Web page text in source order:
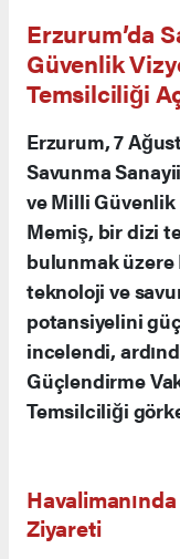
Erzurum’da
Güvenlik
Temsilciliği
Erzurum, 7
Savunma
ve Milli
Memiş, bir dizi
bulunmak üzere
teknoloji ve
potansiyelini
incelendi,
Güçlendirme
Temsilciliği